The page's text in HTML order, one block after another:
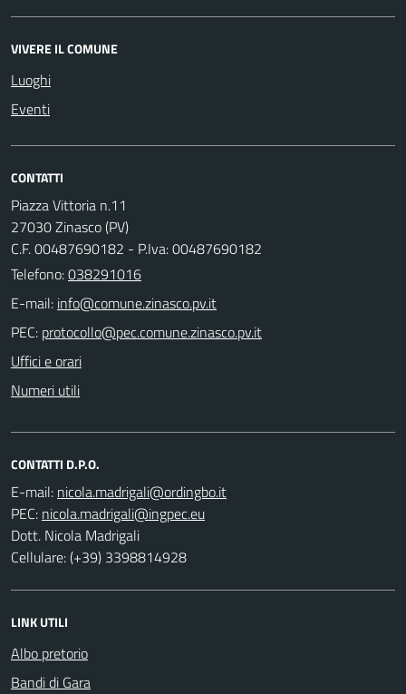
VIVERE IL COMUNE
Luoghi
Eventi
CONTATTI
Piazza Vittoria n.11
27030 Zinasco (PV)
C.F. 00487690182 - P.Iva: 00487690182
Telefono:038291016
E-mail:
PEC:
Uffici e orari
Numeri utili
CONTATTI D.P.O.
E-mail:
PEC:
Dott. Nicola Madrigali
Cellulare: (+39) 3398814928
LINK UTILI
Albo pretorio
Bandi di Gara